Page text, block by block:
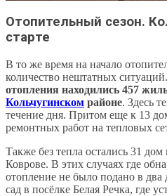
Отопительный сезон.
старте
В то же время на начало
количество нештатных ситуаций.
отопления находились 457
Кольчугинском районе. Здесь
течение дня. Притом еще к 13
ремонтных работ на тепловых
Также без тепла остались 31
Коврове. В этих случаях где
отопление не было подано в два
сад в посёлке Белая Речка, где